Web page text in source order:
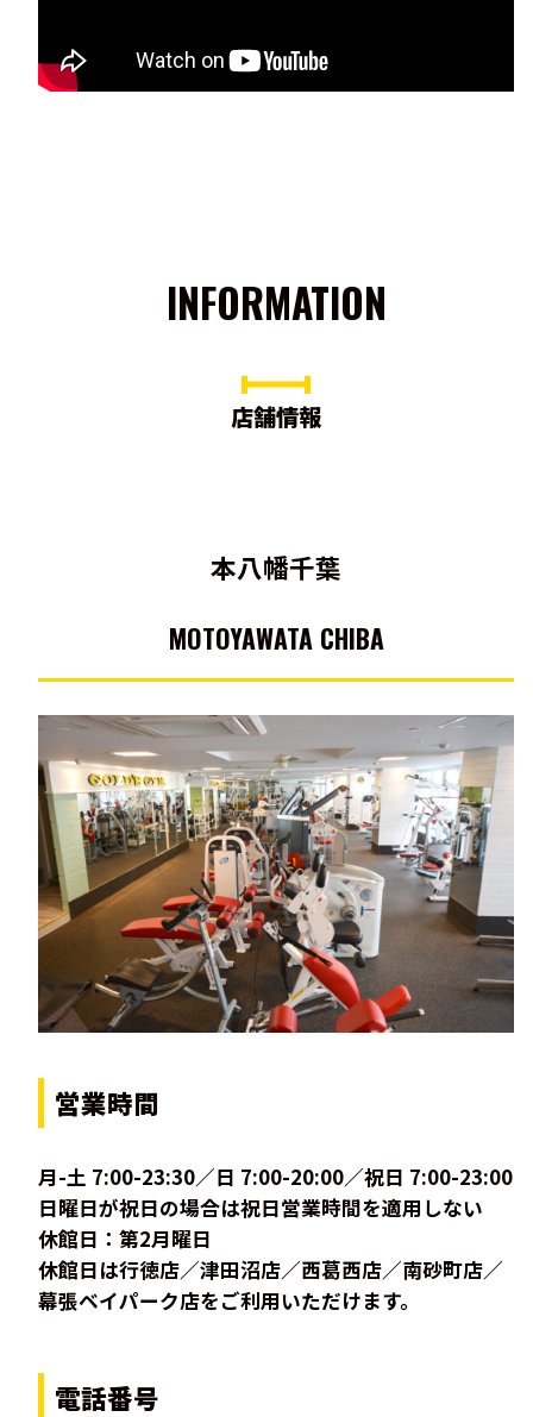
INFORMATION
店舗情報
本八幡千葉
MOTOYAWATA CHIBA
営業時間
月-土 7:00-23:30／日 7:00-20:00／祝日 7:00-23:00
日曜日が祝日の場合は祝日営業時間を適用しない
休館日：第2月曜日
休館日は行徳店／津田沼店／西葛西店／南砂町店／
幕張ベイパーク店をご利用いただけます。
電話番号